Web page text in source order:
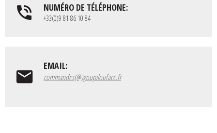
NUMÉRO DE TÉLÉPHONE:
+33(0)9 81 86 10 84
EMAIL:
commandes(@)goupilouface.fr